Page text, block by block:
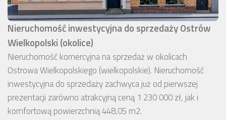
Nieruchomość inwestycyjna do sprzedaży Ostrów
Wielkopolski (okolice)
Nieruchomość komercyjna na sprzedaż w okolicach
Ostrowa Wielkopolskiego (wielkopolskie). Nieruchomość
inwestycyjna do sprzedaży zachwyca już od pierwszej
prezentacji zarówno atrakcyjną ceną 1 230 000 zł, jak i
komfortową powierzchnią 448,05 m2.